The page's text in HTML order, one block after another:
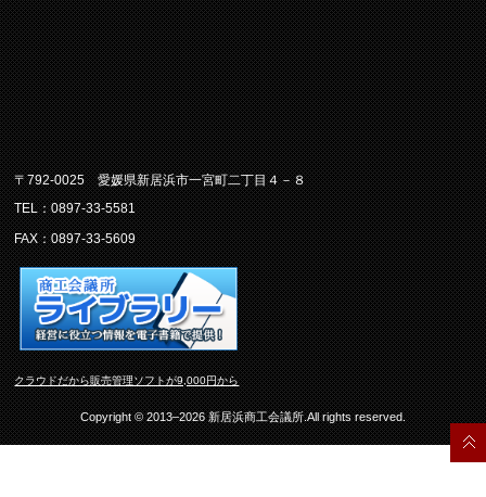
〒792-0025 愛媛県新居浜市一宮町二丁目４－８
TEL：0897-33-5581
FAX：0897-33-5609
クラウドだから販売管理ソフトが9,000円から
Copyright © 2013–2026 新居浜商工会議所.All rights reserved.